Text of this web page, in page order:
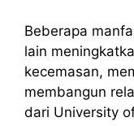
Beberapa
lain
kecemasan,
membangun
dari University